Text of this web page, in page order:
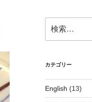
索:
カテゴリー
English (13)